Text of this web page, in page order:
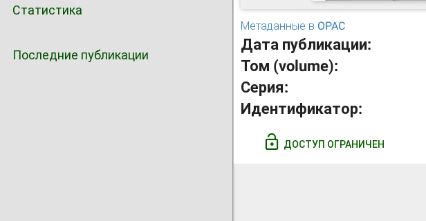
Статистика
Последние публикации
Метаданные в OPAC
Дата публикации:
Том (volume):
Серия:
Идентификатор:
ДОСТУП ОГРАНИЧЕН